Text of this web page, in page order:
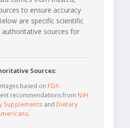
to ensure accuracy
are specific scientific
authoritative sources for
Sources:
based on FDA
recommendations from NIH
Supplements and Dietary
.